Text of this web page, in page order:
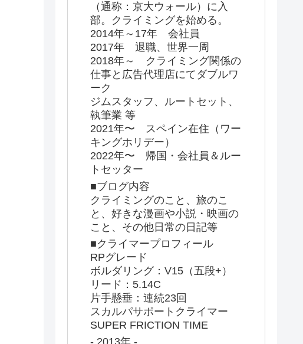
（通称：京大ウォール）に入
部。クライミングを始める。
2014年～17年 会社員
2017年 退職、世界一周
2018年～ クライミング関係の
仕事と広告代理店にてダブルワ
ーク
ジムスタッフ、ルートセット、
執筆業 等
2021年〜 スペイン在住（ワー
キングホリデー）
2022年〜 帰国・会社員＆ルー
トセッター
■ブログ内容
クライミングのこと、旅のこ
と、好きな漫画や小説・映画の
こと、その他日常の日記等
■クライマープロフィール
RPグレード
ボルダリング：V15（五段+）
リード：5.14C
片手懸垂：連続23回
スカルパサポートクライマー
SUPER FRICTION TIME